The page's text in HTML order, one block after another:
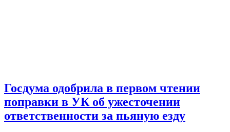
Госдума одобрила в первом чтении
поправки в УК об ужесточении
ответственности за пьяную езду